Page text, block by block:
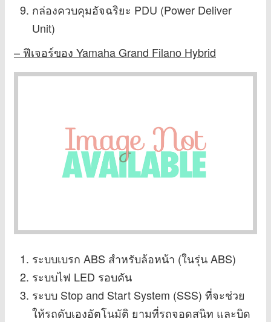
กล่องควบคุมอัจฉริยะ PDU (Power Deliver
Unit)
– ฟีเจอร์ของ Yamaha Grand Filano Hybrid
ระบบเบรก ABS สำหรับล้อหน้า (ในรุ่น ABS)
ระบบไฟ LED รอบคัน
ระบบ Stop and Start System (SSS) ที่จะช่วย
ให้รถดับเองอัตโนมัติ ยามที่รถจอดสนิท และบิด